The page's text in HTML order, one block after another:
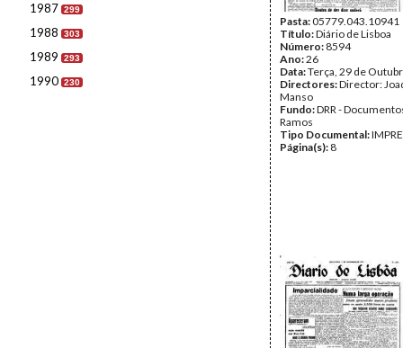
1987 299
1988 303
1989 293
1990 230
Pasta:05779.043.10941
Título:Diário de Lisboa
Número: 8594
Ano:26
Data:Terça, 29 de
Directores:Director:
Manso
Fundo:DRR -
Ramos
Tipo Documental:
Página(s): 8